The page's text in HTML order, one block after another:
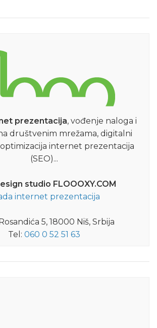
prezentacija, vođenje naloga i
društvenim mrežama, digitalni
internet prezentacija
(SEO)...
studio FLOOOXY.COM
internet prezentacija
5, 18000 Niš, Srbija
Tel: 060 0 52 51 63